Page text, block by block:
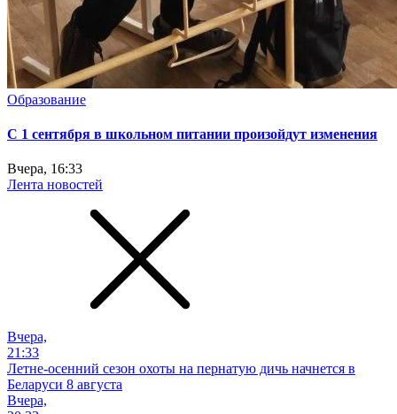
Образование
С 1 сентября в школьном питании произойдут изменения
Вчера, 16:33
Лента новостей
Вчера,
21:33
Летне-осенний сезон охоты на пернатую дичь начнется в
Беларуси 8 августа
Вчера,